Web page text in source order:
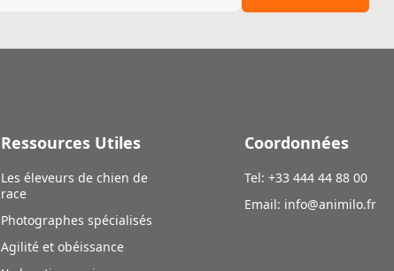
Ressources Utiles
Les éleveurs de chien de
race
Photographes spécialisés
Agilité et obéissance
Coordonnées
Tel: +33 444 44 88 00
Email: info@animilo.fr